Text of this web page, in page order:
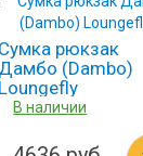
Сумка рюкзак
Дамбо (Dambo)
Loungefly
В наличии